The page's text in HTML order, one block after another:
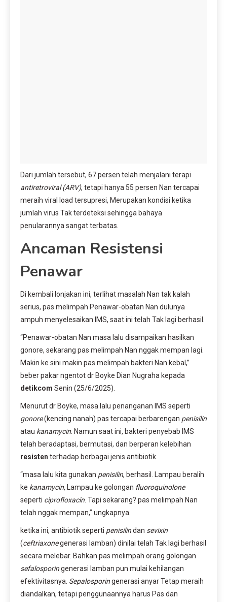
Dari jumlah tersebut, 67 persen telah menjalani terapi
antiretroviral (ARV), tetapi hanya 55 persen Nan tercapai
meraih viral load tersupresi, Merupakan kondisi ketika
jumlah virus Tak terdeteksi sehingga bahaya
penularannya sangat terbatas.
Ancaman Resistensi
Penawar
Di kembali lonjakan ini, terlihat masalah Nan tak kalah
serius, pas melimpah Penawar-obatan Nan dulunya
ampuh menyelesaikan IMS, saat ini telah Tak lagi berhasil.
“Penawar-obatan Nan masa lalu disampaikan hasilkan
gonore, sekarang pas melimpah Nan nggak mempan lagi.
Makin ke sini makin pas melimpah bakteri Nan kebal,”
beber pakar ngentot dr Boyke Dian Nugraha kepada
detikcom Senin (25/6/2025).
Menurut dr Boyke, masa lalu penanganan IMS seperti
gonore(kencing nanah) pas tercapai berbarengan penisilin
atau kanamycin. Namun saat ini, bakteri penyebab IMS
telah beradaptasi, bermutasi, dan berperan kelebihan
resisten terhadap berbagai jenis antibiotik.
“masa lalu kita gunakan penisilin, berhasil. Lampau beralih
ke kanamycin, Lampau ke golongan fluoroquinolone
seperti ciprofloxacin. Tapi sekarang? pas melimpah Nan
telah nggak mempan,” ungkapnya.
ketika ini, antibiotik seperti penisilindan sevixin
(ceftriaxonegenerasi lamban) dinilai telah Tak lagi berhasil
secara melebar. Bahkan pas melimpah orang golongan
sefalosporingenerasi lamban pun mulai kehilangan
efektivitasnya. Sepalosporingenerasi anyar Tetap meraih
diandalkan, tetapi penggunaannya harus Pas dan